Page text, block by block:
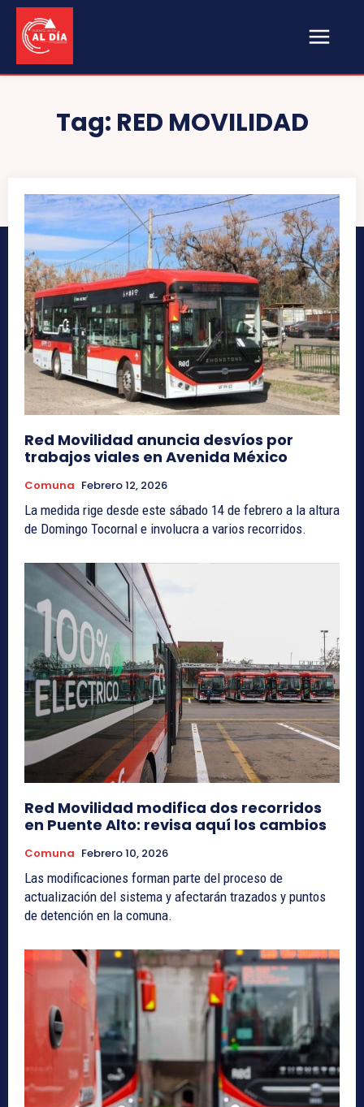
Tag: RED MOVILIDAD
Red Movilidad anuncia desvíos por
trabajos viales en Avenida México
Comuna Febrero 12, 2026
La medida rige desde este sábado 14 de febrero a la altura
de Domingo Tocornal e involucra a varios recorridos.
Red Movilidad modifica dos recorridos
en Puente Alto: revisa aquí los cambios
Comuna Febrero 10, 2026
Las modificaciones forman parte del proceso de
actualización del sistema y afectarán trazados y puntos
de detención en la comuna.